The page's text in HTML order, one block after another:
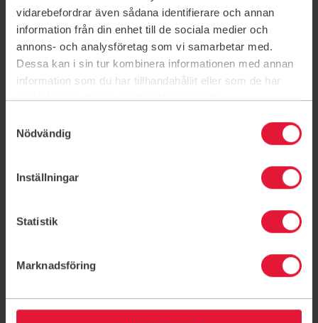
vidarebefordrar även sådana identifierare och annan
information från din enhet till de sociala medier och
annons- och analysföretag som vi samarbetar med.
Dessa kan i sin tur kombinera informationen med annan
information som du har tillhandahållit eller som de har
samlat in när du har använt deras tjänster.
Nödvändig
Inställningar
Statistik
Marknadsföring
Nyheter
Ombyggt gym!